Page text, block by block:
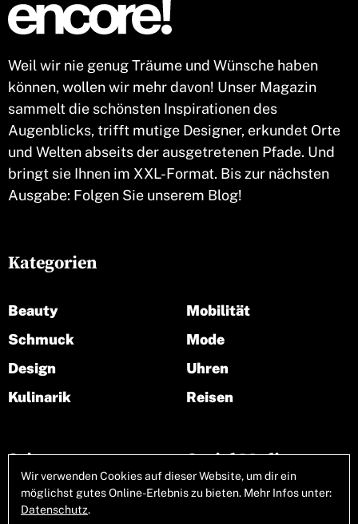
Weil wir nie genug Träume und Wünsche haben
können, wollen wir mehr davon! Unser Magazin
sammelt die schönsten Inspirationen des
Augenblicks, trifft mutige Designer, erkundet Orte
und Welten abseits der ausgetretenen Pfade. Und
bringt sie Ihnen im XXL-Format. Bis zur nächsten
Ausgabe: Folgen Sie unserem Blog!
Seiten
Über uns
Kategorien
Beauty
Schmuck
Design
Kulinarik
Mobilität
Mode
Uhren
Reisen
Social Media
Wir verwenden Cookies auf dieser Website, um dir ein
möglichst gutes Online-Erlebnis zu bieten. Mehr Infos unter:
Datenschutz.